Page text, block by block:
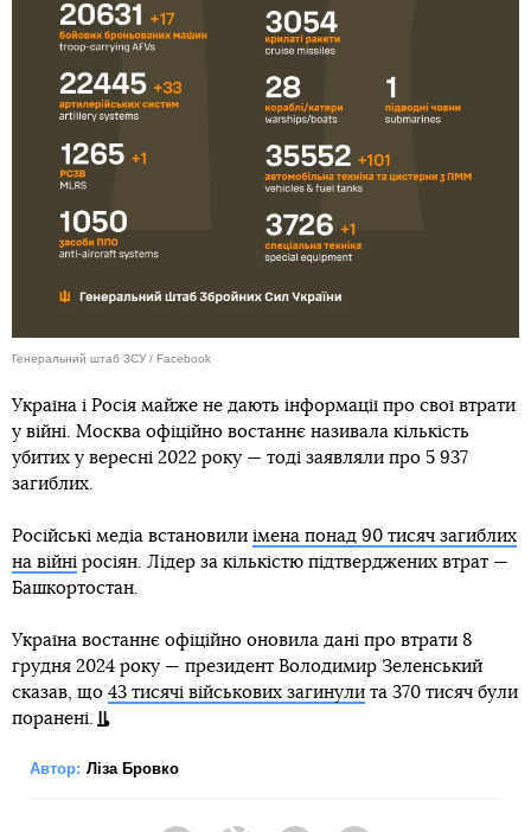
Генеральний штаб ЗСУ / Facebook
Україна і Росія майже не дають інформації про свої втрати
у війні. Москва офіційно востаннє називала кількість
убитих у вересні 2022 року — тоді заявляли про 5 937
загиблих.
Російські медіа встановили імена понад 90 тисяч загиблих
на війні росіян. Лідер за кількістю підтверджених втрат —
Башкортостан.
Україна востаннє офіційно оновила дані про втрати 8
грудня 2024 року — президент Володимир Зеленський
сказав, що 43 тисячі військових загинули та 370 тисяч були
поранені.
Автор: Ліза Бровко